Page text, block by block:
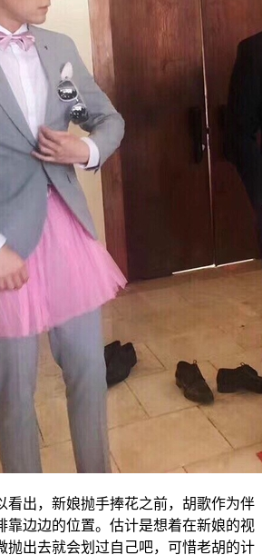
看出，新娘抛手捧花之前，胡歌作为伴
靠边边的位置。估计是想着在新娘的视
抛出去就会划过自己吧，可惜老胡的计